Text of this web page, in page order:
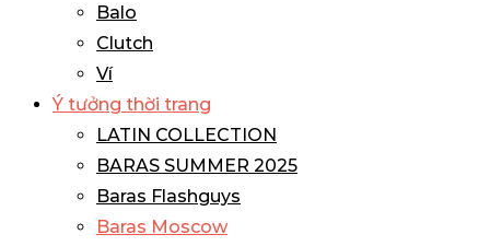
Balo
Clutch
Ví
Ý tưởng thời trang
LATIN COLLECTION
BARAS SUMMER 2025
Baras Flashguys
Baras Moscow